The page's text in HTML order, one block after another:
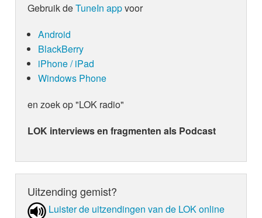
Gebruik deTuneIn appvoor
Android
BlackBerry
iPhone / iPad
Windows Phone
en zoek op "LOK radio"
LOK interviews en fragmenten als Podcast
Uitzending gemist?
Luister de uit­zen­din­gen van de LOK online